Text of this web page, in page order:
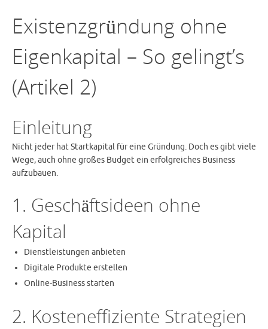
Existenzgründung ohne
Eigenkapital – So gelingt’s
(Artikel 2)
Einleitung
Nicht jeder hat Startkapital für eine Gründung. Doch es gibt viele
Wege, auch ohne großes Budget ein erfolgreiches Business
aufzubauen.
1. Geschäftsideen ohne
Kapital
Dienstleistungen anbieten
Digitale Produkte erstellen
Online-Business starten
2. Kosteneffiziente Strategien